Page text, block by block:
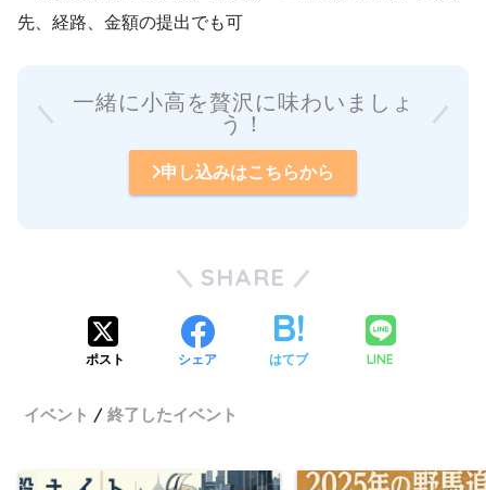
先、経路、金額の提出でも可
一緒に小高を贅沢に味わいましょ
う！
申し込みはこちらから
SHARE
ポスト シェア はてブ LINE
イベント 終了したイベント